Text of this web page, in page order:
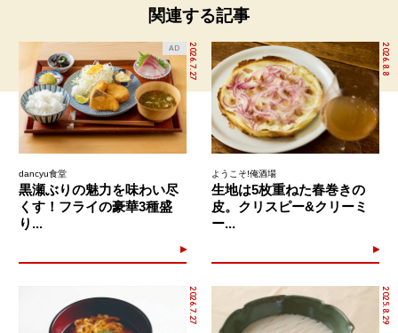
関連する記事
2026.7.27
AD
dancyu食堂
黒瀬ぶりの魅力を味わい尽
くす！フライの豪華3種盛
り...
2026.8.8
ようこそ!俺酒場
生地は5枚重ねた春巻きの
皮。クリスピー&クリーミ
ー...
2026.7.27 2025.8.29